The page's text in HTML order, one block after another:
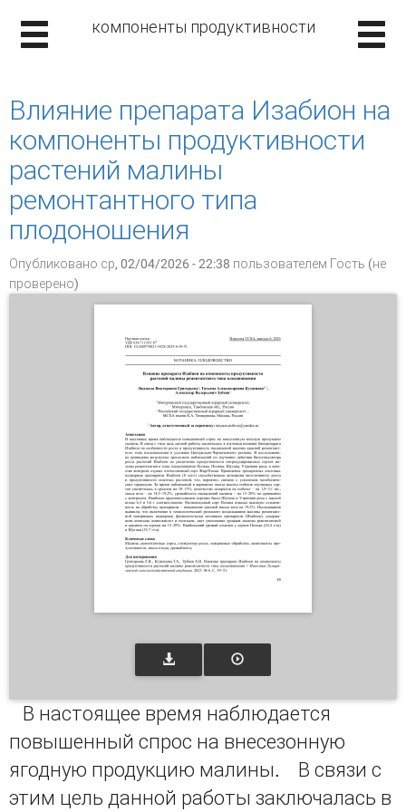
компоненты продуктивности
Влияние препарата Изабион на
компоненты продуктивности
растений малины
ремонтантного типа
плодоношения
Опубликовано ср, 02/04/2026 - 22:38 пользователем Гость (не
проверено)
В настоящее время наблюдается
повышенный спрос на внесезонную
ягодную продукцию малины. В связи с
этим цель данной работы заключалась в